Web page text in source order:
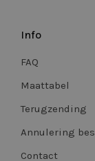
Info
FAQ
Maattabel
Terugzending
Annulering
Contact